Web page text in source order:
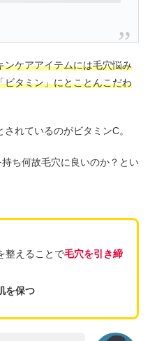
ンケアアイテムには毛穴悩み
ビタミン」にとことんこだわ
れているのがビタミンC。
ち何故毛穴に良いのか？とい
整えることで毛穴を引き締
を保つ